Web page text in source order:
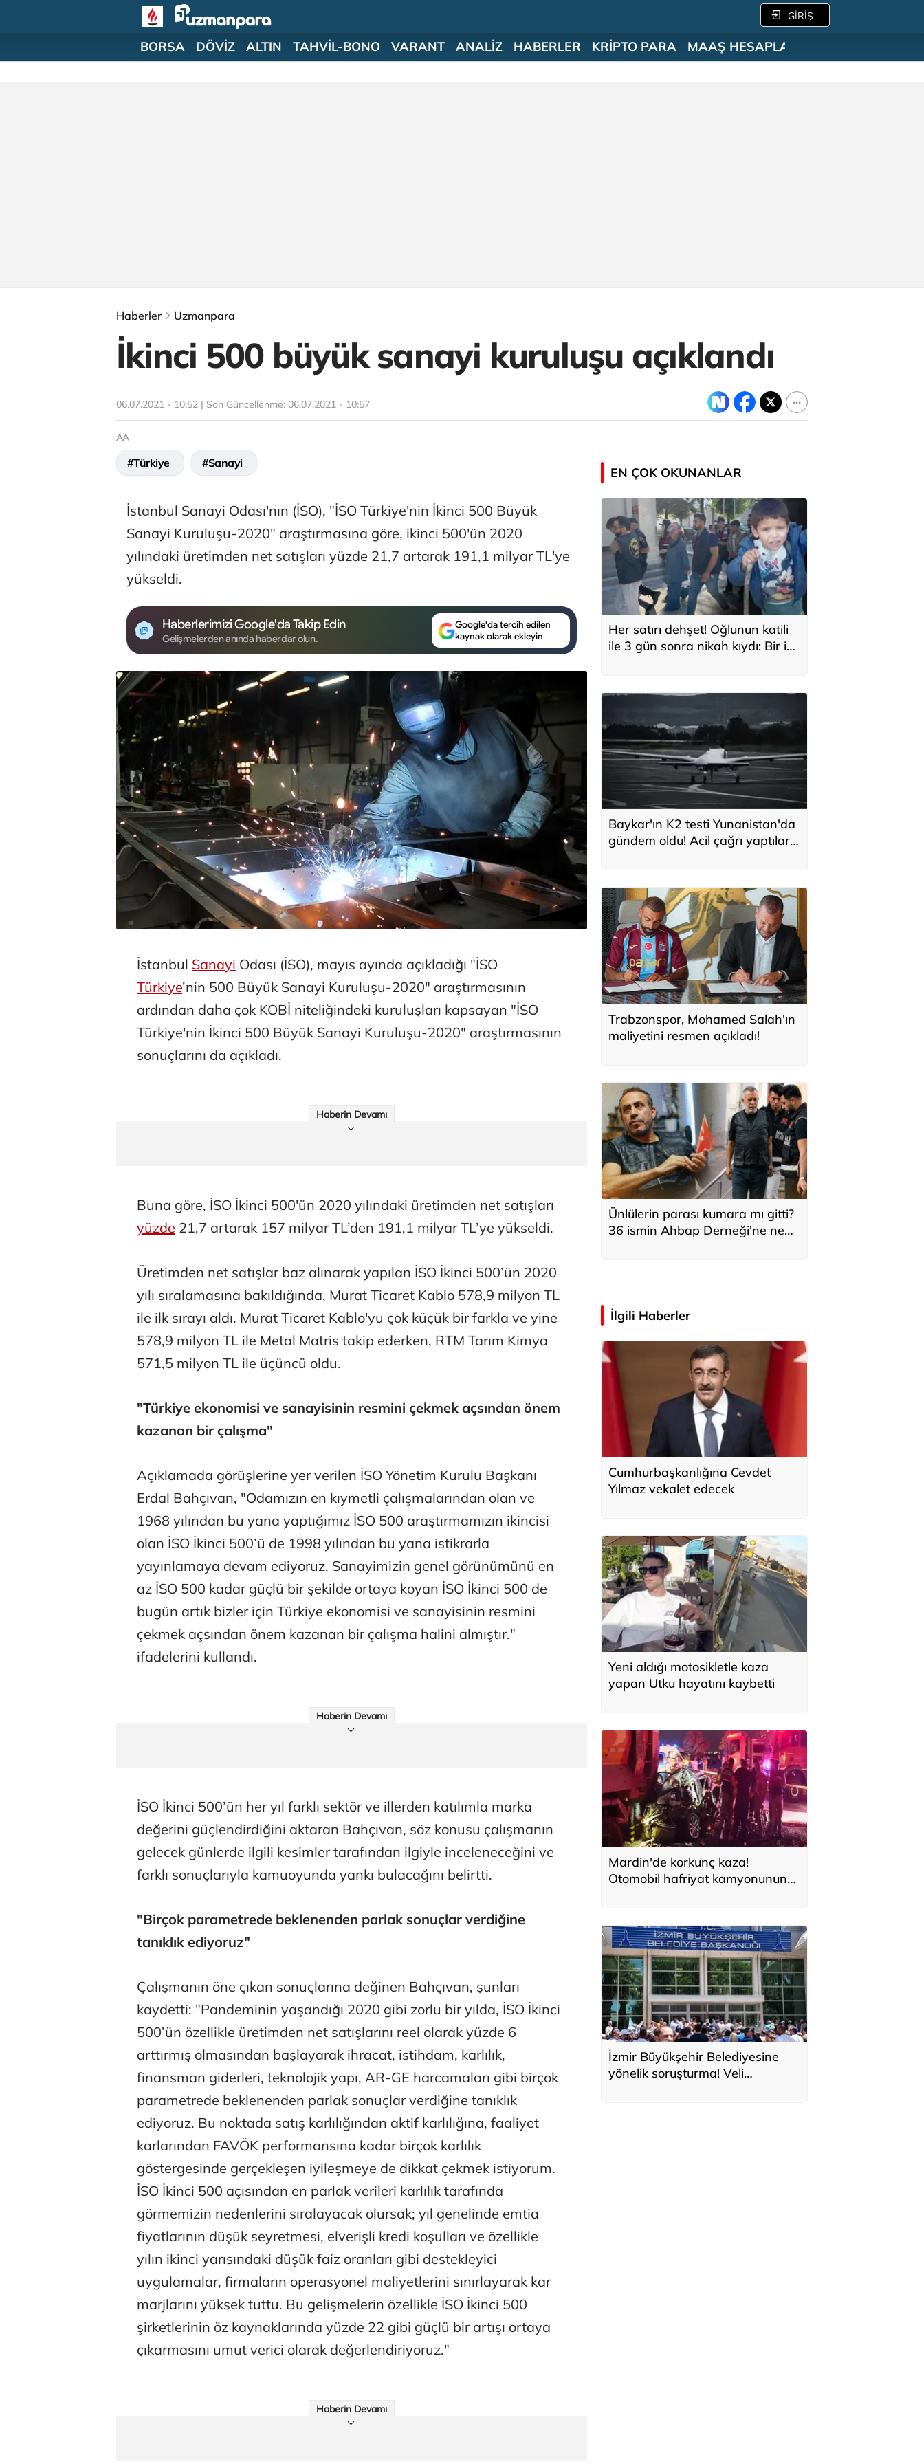
GİRİŞ
BORSA DÖVİZ ALTIN TAHVİL-BONO VARANT ANALİZ HABERLER KRİPTO PARA MAAŞ HESAPLAMA
Haberler Uzmanpara
İkinci 500 büyük sanayi kuruluşu açıklandı
06.07.2021 - 10:52 | Son Güncellenme: 06.07.2021 - 10:57
AA
#Türkiye #Sanayi
İstanbul Sanayi Odası'nın (İSO), "İSO Türkiye'nin İkinci 500 Büyük
Sanayi Kuruluşu-2020" araştırmasına göre, ikinci 500'ün 2020
yılındaki üretimden net satışları yüzde 21,7 artarak 191,1 milyar TL'ye
yükseldi.
Haberlerimizi Google'da Takip Edin
Gelişmelerden anında haberdar olun.
Google'da tercih edilen
kaynak olarak ekleyin
İstanbul Sanayi Odası (İSO), mayıs ayında açıkladığı "İSO
Türkiye’nin 500 Büyük Sanayi Kuruluşu-2020" araştırmasının
ardından daha çok KOBİ niteliğindeki kuruluşları kapsayan "İSO
Türkiye'nin İkinci 500 Büyük Sanayi Kuruluşu-2020" araştırmasının
sonuçlarını da açıkladı.
Haberin Devamı
Buna göre, İSO İkinci 500'ün 2020 yılındaki üretimden net satışları
yüzde 21,7 artarak 157 milyar TL’den 191,1 milyar TL’ye yükseldi.
Üretimden net satışlar baz alınarak yapılan İSO İkinci 500’ün 2020
yılı sıralamasına bakıldığında, Murat Ticaret Kablo 578,9 milyon TL
ile ilk sırayı aldı. Murat Ticaret Kablo'yu çok küçük bir farkla ve yine
578,9 milyon TL ile Metal Matris takip ederken, RTM Tarım Kimya
571,5 milyon TL ile üçüncü oldu.
"Türkiye ekonomisi ve sanayisinin resmini çekmek açsından önem
kazanan bir çalışma"
Açıklamada görüşlerine yer verilen İSO Yönetim Kurulu Başkanı
Erdal Bahçıvan, "Odamızın en kıymetli çalışmalarından olan ve
1968 yılından bu yana yaptığımız İSO 500 araştırmamızın ikincisi
olan İSO İkinci 500’ü de 1998 yılından bu yana istikrarla
yayınlamaya devam ediyoruz. Sanayimizin genel görünümünü en
az İSO 500 kadar güçlü bir şekilde ortaya koyan İSO İkinci 500 de
bugün artık bizler için Türkiye ekonomisi ve sanayisinin resmini
çekmek açsından önem kazanan bir çalışma halini almıştır."
ifadelerini kullandı.
Haberin Devamı
İSO İkinci 500’ün her yıl farklı sektör ve illerden katılımla marka
değerini güçlendirdiğini aktaran Bahçıvan, söz konusu çalışmanın
gelecek günlerde ilgili kesimler tarafından ilgiyle inceleneceğini ve
farklı sonuçlarıyla kamuoyunda yankı bulacağını belirtti.
"Birçok parametrede beklenenden parlak sonuçlar verdiğine
tanıklık ediyoruz"
Çalışmanın öne çıkan sonuçlarına değinen Bahçıvan, şunları
kaydetti: "Pandeminin yaşandığı 2020 gibi zorlu bir yılda, İSO İkinci
500’ün özellikle üretimden net satışlarını reel olarak yüzde 6
arttırmış olmasından başlayarak ihracat, istihdam, karlılık,
finansman giderleri, teknolojik yapı, AR-GE harcamaları gibi birçok
parametrede beklenenden parlak sonuçlar verdiğine tanıklık
ediyoruz. Bu noktada satış karlılığından aktif karlılığına, faaliyet
karlarından FAVÖK performansına kadar birçok karlılık
göstergesinde gerçekleşen iyileşmeye de dikkat çekmek istiyorum.
İSO İkinci 500 açısından en parlak verileri karlılık tarafında
görmemizin nedenlerini sıralayacak olursak; yıl genelinde emtia
fiyatlarının düşük seyretmesi, elverişli kredi koşulları ve özellikle
yılın ikinci yarısındaki düşük faiz oranları gibi destekleyici
uygulamalar, firmaların operasyonel maliyetlerini sınırlayarak kar
marjlarını yüksek tuttu. Bu gelişmelerin özellikle İSO İkinci 500
şirketlerinin öz kaynaklarında yüzde 22 gibi güçlü bir artışı ortaya
çıkarmasını umut verici olarak değerlendiriyoruz."
Haberin Devamı
EN ÇOK OKUNANLAR
Her satırı dehşet! Oğlunun katili
ile 3 gün sonra nikah kıydı: Bir iki
Baykar'ın K2 testi Yunanistan'da
gündem oldu! Acil çağrı yaptılar...
Trabzonspor, Mohamed Salah'ın
maliyetini resmen açıkladı!
Ünlülerin parası kumara mı gitti?
36 ismin Ahbap Derneği'ne ne
İlgili Haberler
Cumhurbaşkanlığına Cevdet
Yılmaz vekalet edecek
Yeni aldığı motosikletle kaza
yapan Utku hayatını kaybetti
Mardin'de korkunç kaza!
Otomobil hafriyat kamyonunun
İzmir Büyükşehir Belediyesine
yönelik soruşturma! Veli